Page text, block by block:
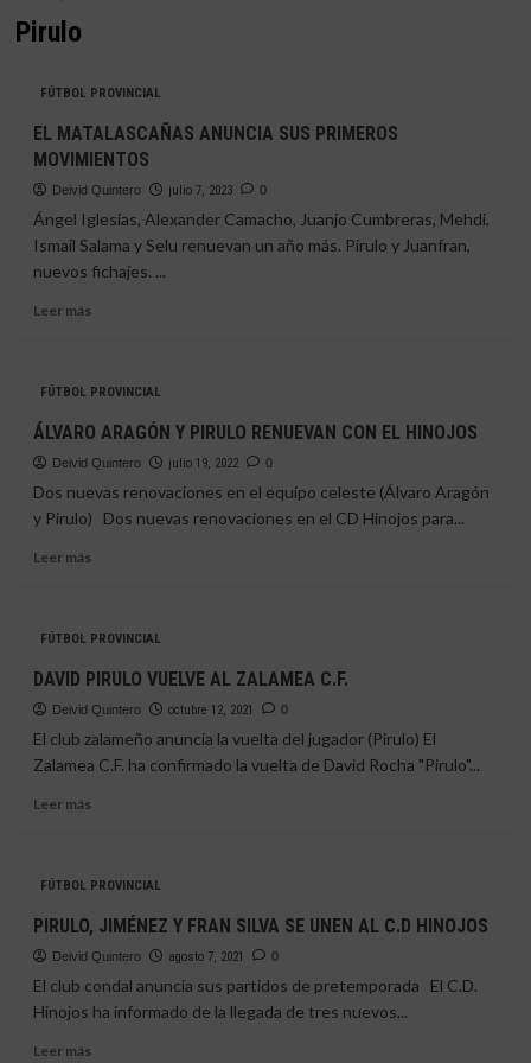
Pirulo
FÚTBOL PROVINCIAL
EL MATALASCAÑAS ANUNCIA SUS PRIMEROS
MOVIMIENTOS
Deivid Quintero julio 7, 2023 0
Ángel Iglesias, Alexander Camacho, Juanjo Cumbreras, Mehdi,
Ismail Salama y Selu renuevan un año más. Pirulo y Juanfran,
nuevos fichajes. ...
Leer másLeer
MATALASCAÑAS
ANUNCIA
SUS
PRIMEROS
MOVIMIENTOS
FÚTBOL PROVINCIAL
ÁLVARO ARAGÓN Y PIRULO RENUEVAN CON EL HINOJOS
Deivid Quintero julio 19, 2022 0
Dos nuevas renovaciones en el equipo celeste (Álvaro Aragón
y Pirulo) Dos nuevas renovaciones en el CD Hinojos para...
Leer másLeer
ARAGÓN
PIRULO
RENUEVAN
CON
EL
FÚTBOL PROVINCIAL
DAVID PIRULO VUELVE AL ZALAMEA C.F.
Deivid Quintero octubre 12, 2021 0
El club zalameño anuncia la vuelta del jugador (Pirulo) El
Zalamea C.F. ha confirmado la vuelta de David Rocha "Pirulo"...
Leer másLeer
PIRULO
VUELVE
AL
ZALAMEA
C.F.
FÚTBOL PROVINCIAL
PIRULO, JIMÉNEZ Y FRAN SILVA SE UNEN AL C.D HINOJOS
Deivid Quintero agosto 7, 2021 0
El club condal anuncia sus partidos de pretemporada El C.D.
Hinojos ha informado de la llegada de tres nuevos...
Leer másLeer